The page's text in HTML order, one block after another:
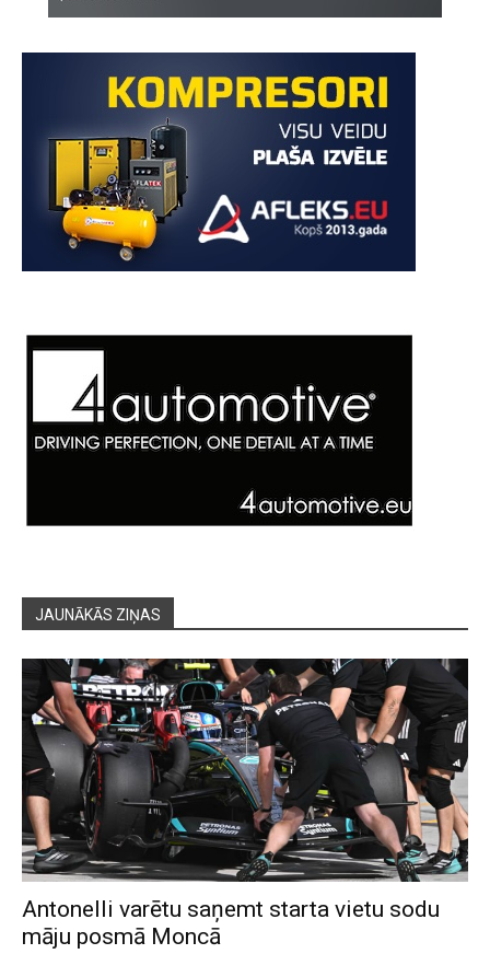
JAUNĀKĀS ZIŅAS
Antonelli varētu saņemt starta vietu sodu
māju posmā Moncā